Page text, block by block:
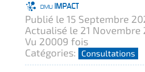
Publié le 15 Septembre
Actualisé le 21 Novembre
Vu 20009 fois
Catégories:
Consultations